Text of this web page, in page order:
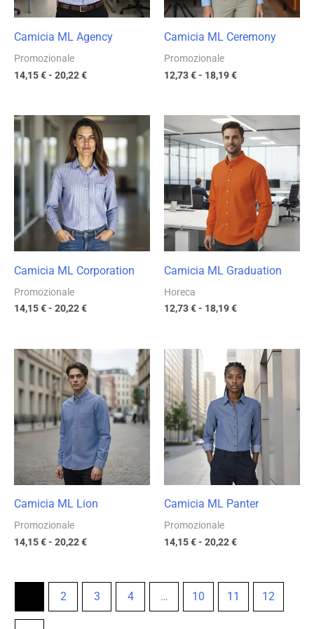
Camicia ML Agency
Promozionale
14,15€- 20,22€
Camicia ML Ceremony
Promozionale
12,73€- 18,19€
Camicia ML Corporation
Promozionale
14,15€- 20,22€
Fascia
di
prezzo:
da
14,15 €
a
20,22 €
Camicia ML Graduation
Horeca
12,73€- 18,19€
Fascia
di
prezzo:
da
12,73 €
18,19 €
Camicia ML Lion
Promozionale
14,15€- 20,22€
Fascia
di
prezzo:
da
14,15 €
20,22 €
Camicia ML Panter
Promozionale
14,15€- 20,22€
Fascia
di
prezzo:
da
14,15 €
20,22 €
2 3 4 … 10 11 12